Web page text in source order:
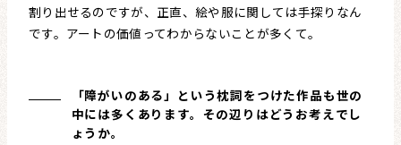
割り出せるのですが、正直、絵や服に関しては手探りなん
です。アートの価値ってわからないことが多くて。
「障がいのある」という枕詞をつけた作品も世の
中には多くあります。その辺りはどうお考えでし
ょうか。